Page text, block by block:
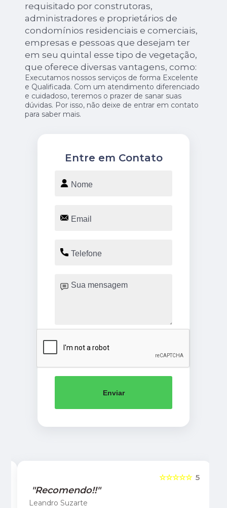
requisitado por construtoras,
administradores e proprietários de
condomínios residenciais e comerciais,
empresas e pessoas que desejam ter
em seu quintal esse tipo de vegetação,
que oferece diversas vantagens, como:
Executamos nossos serviços de forma Excelente
e Qualificada. Com um atendimento diferenciado
e cuidadoso, teremos o prazer de sanar suas
dúvidas. Por isso, não deixe de entrar em contato
para saber mais.
Entre em Contato
Enviar
5
☆☆☆☆☆
"Recomendo!!"
Leandro Suzarte